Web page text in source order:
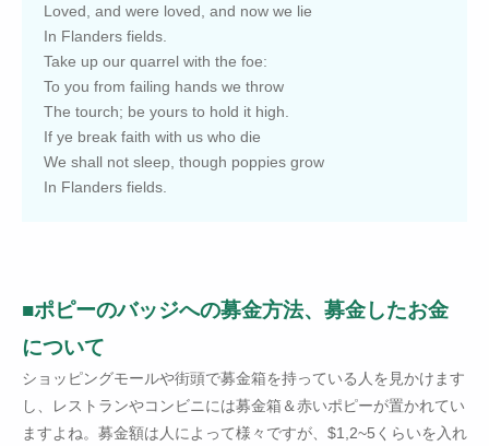
Loved, and were loved, and now we lie
In Flanders fields.
Take up our quarrel with the foe:
To you from failing hands we throw
The tourch; be yours to hold it high.
If ye break faith with us who die
We shall not sleep, though poppies grow
In Flanders fields.
■ポピーのバッジへの募金方法、募金したお金
について
ショッピングモールや街頭で募金箱を持っている人を見かけます
し、レストランやコンビニには募金箱＆赤いポピーが置かれてい
ますよね。募金額は人によって様々ですが、$1,2~5くらいを入れ